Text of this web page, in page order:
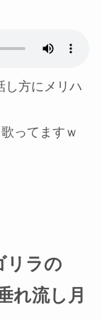
方にメリハ
ってますｗ
リラの
れ流し月